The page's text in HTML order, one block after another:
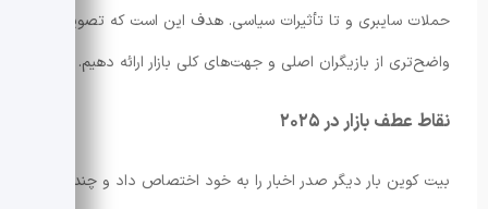
حملات سایبری و تا تأثیرات سیاسی. هدف این است که تصویر
واضح‌تری از بازیگران اصلی و جهت‌های کلی بازار ارائه دهیم.
نقاط عطف بازار در ۲۰۲۵
بیت کوین بار دیگر صدر اخبار را به خود اختصاص داد و چند ماه